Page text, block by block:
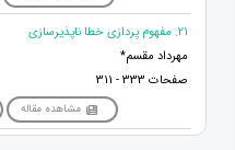
21. مفهوم پردازی خطا ناپذیرسازی
مهرداد مقسم*
صفحات 333 - 311
مشاهده مقاله